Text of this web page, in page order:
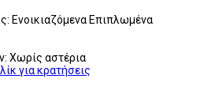
Ενοικιαζόμενα Επιπλωμένα
Χωρίς αστέρια
για κρατήσεις